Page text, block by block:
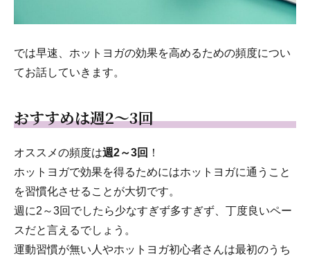
では早速、ホットヨガの効果を高めるための頻度につい
てお話していきます。
おすすめは週2～3回
オススメの頻度は週2～3回 ！
ホットヨガで効果を得るためにはホットヨガに通うこと
を習慣化させることが大切です。
週に2～3回でしたら少なすぎず多すぎず、丁度良いペー
スだと言えるでしょう。
運動習慣が無い人やホットヨガ初心者さんは最初のうち